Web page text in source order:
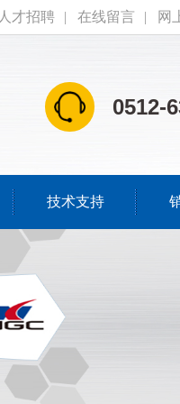
人才招聘 | 在线留言 | 网
0512-
技术支持